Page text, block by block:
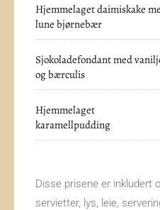
Hjemmelaget daimiskake
lune bjørnebær
Sjokoladefondant med
og bærculis
Hjemmelaget
karamellpudding
Disse prisene er inkludert
servietter, lys, leie,